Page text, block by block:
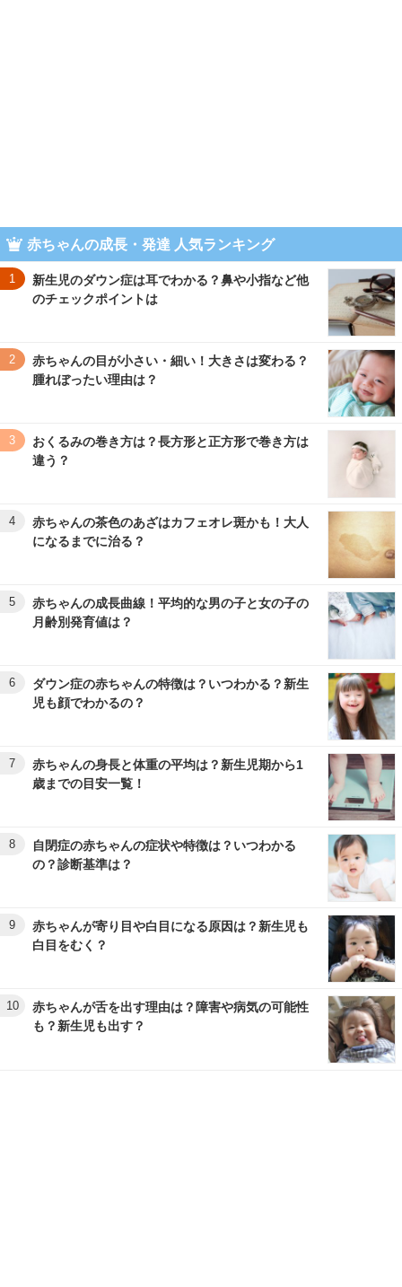
赤ちゃんの成長・発達 人気ランキング
1
新生児のダウン症は耳でわかる？鼻や小指など他
のチェックポイントは
2
赤ちゃんの目が小さい・細い！大きさは変わる？
腫れぼったい理由は？
3
おくるみの巻き方は？長方形と正方形で巻き方は
違う？
4
赤ちゃんの茶色のあざはカフェオレ斑かも！大人
になるまでに治る？
5
赤ちゃんの成長曲線！平均的な男の子と女の子の
月齢別発育値は？
6
ダウン症の赤ちゃんの特徴は？いつわかる？新生
児も顔でわかるの？
7
赤ちゃんの身長と体重の平均は？新生児期から1
歳までの目安一覧！
8
自閉症の赤ちゃんの症状や特徴は？いつわかる
の？診断基準は？
9
赤ちゃんが寄り目や白目になる原因は？新生児も
白目をむく？
10
赤ちゃんが舌を出す理由は？障害や病気の可能性
も？新生児も出す？